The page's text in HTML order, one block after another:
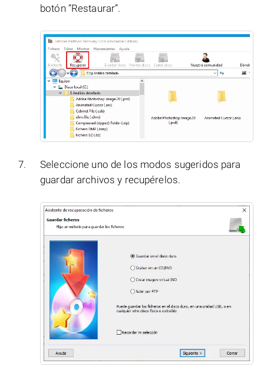
botón “Restaurar”.
Seleccione uno de los modos sugeridos para
guardar archivos y recupérelos.